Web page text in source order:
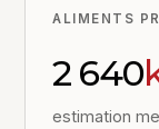
ALIMENTS
2 640
estimation